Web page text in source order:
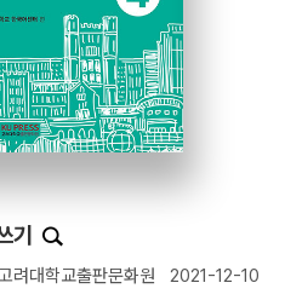
기
려대학교출판문화원 2021-12-10